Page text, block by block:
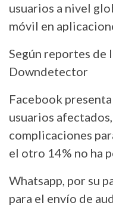
usuarios a nivel
móvil en
Según reportes de
Downdetector
Facebook
usuarios
complicaciones
el otro 14% no ha
Whatsapp, por su
para el envío de